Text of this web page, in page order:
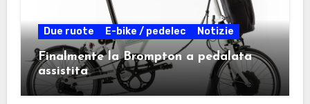
Due ruote E-bike / pedelec Notizie
Finalmente la Brompton a pedalata
assistita